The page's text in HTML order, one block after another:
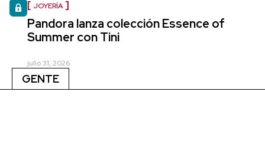
JOYERÍA
Pandora lanza colección Essence of
Summer con Tini
julio 31, 2026
GENTE